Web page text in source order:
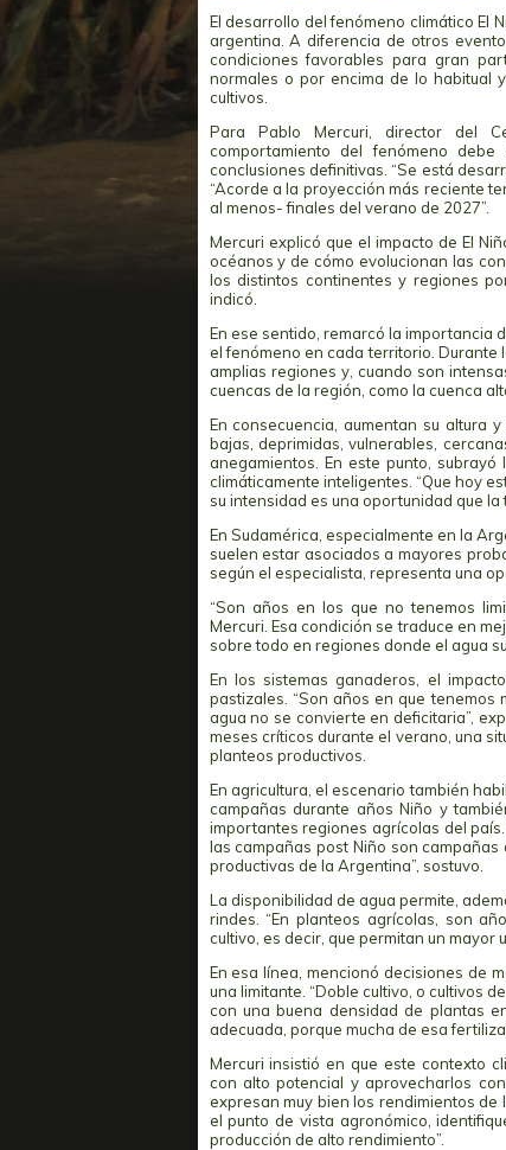
El desarrollo del fenómeno climático El
argentina. A diferencia de otros
condiciones favorables para gran
normales o por encima de lo habitual
cultivos.
Para Pablo Mercuri, director del
comportamiento del fenómeno
conclusiones definitivas. “Se está
“Acorde a la proyección más reciente
al menos- finales del verano de 2027”.
Mercuri explicó que el impacto de El
océanos y de cómo evolucionan las
los distintos continentes y regiones
indicó.
En ese sentido, remarcó la importancia
el fenómeno en cada territorio. Durante
amplias regiones y, cuando son
cuencas de la región, como la cuenca
En consecuencia, aumentan su altura
bajas, deprimidas, vulnerables,
anegamientos. En este punto,
climáticamente inteligentes. “Que hoy
su intensidad es una oportunidad que la
En Sudamérica, especialmente en la
suelen estar asociados a mayores
según el especialista, representa una
“Son años en los que no tenemos
Mercuri. Esa condición se traduce en
sobre todo en regiones donde el agua
En los sistemas ganaderos, el
pastizales. “Son años en que tenemos
agua no se convierte en deficitaria”,
meses críticos durante el verano, una
planteos productivos.
En agricultura, el escenario también
campañas durante años Niño y
importantes regiones agrícolas del
las campañas post Niño son
productivas de la Argentina”, sostuvo.
La disponibilidad de agua permite,
rindes. “En planteos agrícolas, son
cultivo, es decir, que permitan un mayor
En esa línea, mencionó decisiones de
una limitante. “Doble cultivo, o cultivos
con una buena densidad de plantas
adecuada, porque mucha de esa
Mercuri insistió en que este contexto
con alto potencial y aprovecharlos
expresan muy bien los rendimientos de
el punto de vista agronómico,
producción de alto rendimiento”.